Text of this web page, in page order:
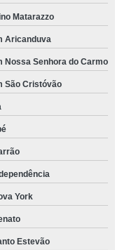
Matarazzo
Aricanduva
Nossa Senhora do Carmo
São Cristóvão
York
Estevão